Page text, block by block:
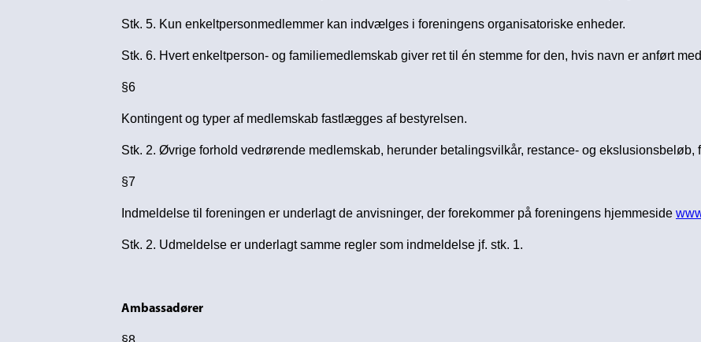
Stk. 5. Kun enkeltpersonmedlemmer kan indvælges i foreningens organisatoriske enheder.
Stk. 6. Hvert enkeltperson- og familiemedlemskab giver ret til én stemme for den, hvis navn er anført
§6
Kontingent og typer af medlemskab fastlægges af bestyrelsen.
Stk. 2. Øvrige forhold vedrørende medlemskab, herunder betalingsvilkår, restance- og
§7
Indmeldelse til foreningen er underlagt de anvisninger, der forekommer på foreningens hjemmeside
Stk. 2. Udmeldelse er underlagt samme regler som indmeldelse jf. stk. 1.
Ambassadører